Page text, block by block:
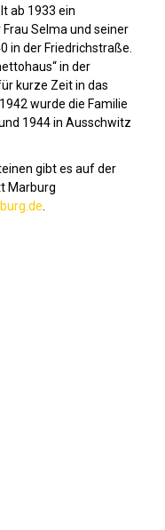
ab 1933 ein
Selma und seiner
in der Friedrichstraße.
in der
kurze Zeit in das
wurde die Familie
1944 in Ausschwitz
gibt es auf der
Marburg